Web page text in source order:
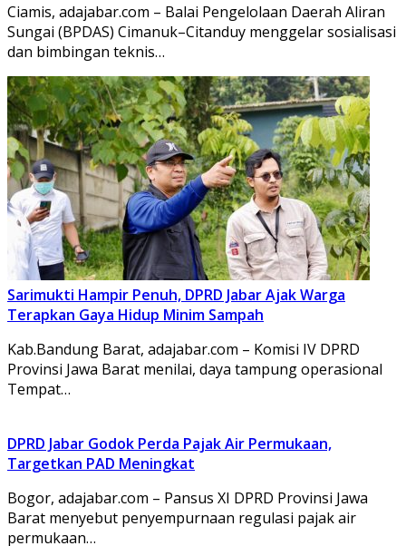
Ciamis, adajabar.com – Balai Pengelolaan Daerah Aliran
Sungai (BPDAS) Cimanuk–Citanduy menggelar sosialisasi
dan bimbingan teknis…
Sarimukti Hampir Penuh, DPRD Jabar Ajak Warga
Terapkan Gaya Hidup Minim Sampah
Kab.Bandung Barat, adajabar.com – Komisi IV DPRD
Provinsi Jawa Barat menilai, daya tampung operasional
Tempat…
DPRD Jabar Godok Perda Pajak Air Permukaan,
Targetkan PAD Meningkat
Bogor, adajabar.com – Pansus XI DPRD Provinsi Jawa
Barat menyebut penyempurnaan regulasi pajak air
permukaan…